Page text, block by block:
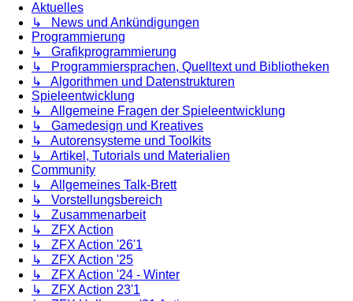
Aktuelles
↳ News und Ankündigungen
Programmierung
↳ Grafikprogrammierung
↳ Programmiersprachen, Quelltext und Bibliotheken
↳ Algorithmen und Datenstrukturen
Spieleentwicklung
↳ Allgemeine Fragen der Spieleentwicklung
↳ Gamedesign und Kreatives
↳ Autorensysteme und Toolkits
↳ Artikel, Tutorials und Materialien
Community
↳ Allgemeines Talk-Brett
↳ Vorstellungsbereich
↳ Zusammenarbeit
↳ ZFX Action
↳ ZFX Action '26'1
↳ ZFX Action '25
↳ ZFX Action '24 - Winter
↳ ZFX Action 23'1